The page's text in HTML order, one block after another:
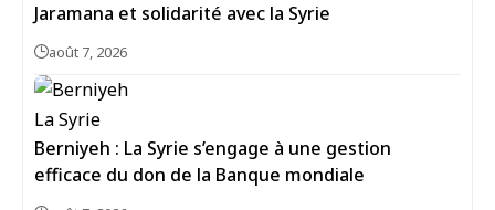
Jaramana et solidarité avec la Syrie
août 7, 2026
Berniyeh : La Syrie s’engage à une gestion
efficace du don de la Banque mondiale